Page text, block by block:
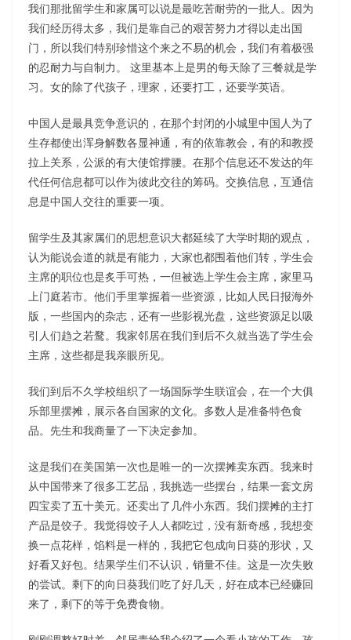
我们那批留学生和家属可以说是最吃苦耐劳的一批人。 因为
我们经历得太多，我们是靠自己的艰苦努力才得以走出国
门，所以我们特别珍惜这个来之不易的机会，我们有着极强
的忍耐力与自制力。 这里基本上是男的每天除了三餐就是学
习。女的除了代孩子，理家，还要打工，还要学英语。
中国人是最具竞争意识的，在那个封闭的小城里中国人为了
生存都使出浑身解数各显神通 ， 有的依靠教会，有的和教授
拉上关系，公派的有大使馆撑腰。 在那个信息还不发达的年
代任何信息都可以作为彼此交往的筹码。交换信息，互通信
息是中国人交往的重要一项。
留学生及其家属们的思想意识大都延续了大学时期的观点，
认为能说会道的就是有能力，大家也都围着他们转， 学生会
主席的职位也是炙手可热，一但被选上学生会主席，家里马
上门庭若市。 他们手里掌握着一些资源，比如人民日报海外
版，一些国内的杂志，还有一些影视光盘，这些资源足以吸
引人们趋之若鹜。我家邻居在我们到后不久就当选了学生会
主席，这些都是我亲眼所见。
我们到后不久学校组织了一场国际学生联谊会，在一个大俱
乐部里摆摊，展示各自国家的文化。多数人是准备特色食
品。先生和我商量了一下决定参加。
这是我们在美国第一次也是唯一的一次摆摊卖东西。我来时
从中国带来了很多工艺品，我挑选一些摆台，结果一套文房
四宝卖了五十美元。还卖出了几件小东西。我们摆摊的主打
产品是饺子。我觉得饺子人人都吃过，没有新奇感，我想变
换一点花样，馅料是一样的，我把它包成向日葵的形状，又
好看又好包。结果学生们不认识，销量不佳。这是一次失败
的尝试。剩下的向日葵我们吃了好几天，好在成本已经赚回
来了，剩下的等于免费食物。